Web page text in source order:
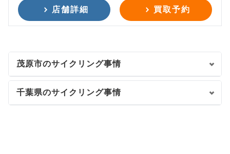
店舗詳細 買取予約
茂原市のサイクリング事情
千葉県のサイクリング事情